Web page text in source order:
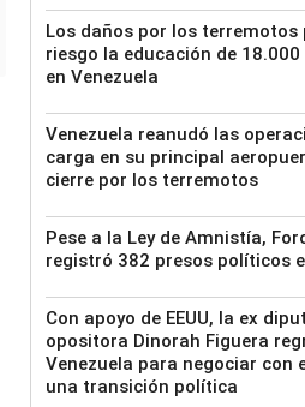
Los daños por los terremotos
riesgo la educación de
en Venezuela
Venezuela reanudó las
carga en su principal
cierre por los terremotos
Pese a la Ley de Amnistía,
registró 382 presos políticos
Con apoyo de EEUU, la ex
opositora Dinorah Figuera
Venezuela para negociar con
una transición política